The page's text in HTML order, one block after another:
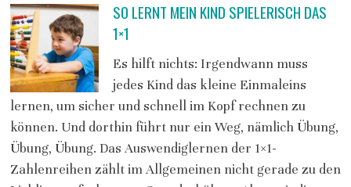
SO LERNT MEIN KIND SPIELERISCH DAS
1×1
Es hilft nichts: Irgendwann muss
jedes Kind das kleine Einmaleins
lernen, um sicher und schnell im Kopf rechnen zu
können. Und dorthin führt nur ein Weg, nämlich Übung,
Übung, Übung. Das Auswendiglernen der 1×1-
Zahlenreihen zählt im Allgemeinen nicht gerade zu den